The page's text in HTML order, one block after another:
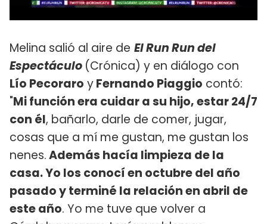
Melina salió al aire de El Run Run del
Espectáculo (Crónica) y en diálogo con
Lío Pecoraro yFernando Piaggio contó:
"Mi función era cuidar a su hijo, estar 24/7
con él, bañarlo, darle de comer, jugar,
cosas que a mí me gustan, me gustan los
nenes.Además hacía limpieza de la
casa. Yo los conocí en octubre del año
pasado y terminé la relación en abril de
este año. Yo me tuve que volver a